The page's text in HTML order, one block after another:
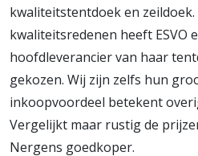
kwaliteitstentdoek en zeildoek.
kwaliteitsredenen heeft ESVO
hoofdleverancier van haar
gekozen. Wij zijn zelfs hun
inkoopvoordeel betekent
Vergelijkt maar rustig de
Nergens goedkoper.